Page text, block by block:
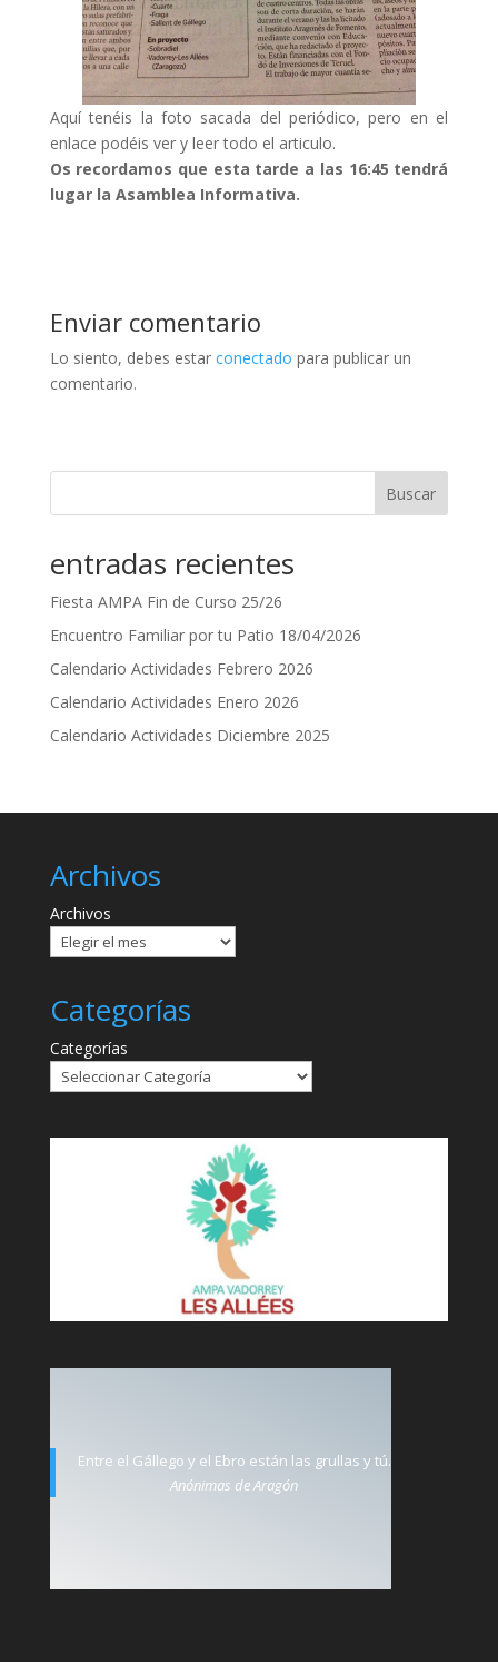
Aquí tenéis la foto sacada del periódico, pero en el
enlace podéis ver y leer todo el articulo.
Os recordamos que esta tarde a las 16:45 tendrá
lugar la Asamblea Informativa.
Enviar comentario
Lo siento, debes estar conectado para publicar un
comentario.
Buscar
entradas recientes
Fiesta AMPA Fin de Curso 25/26
Encuentro Familiar por tu Patio 18/04/2026
Calendario Actividades Febrero 2026
Calendario Actividades Enero 2026
Calendario Actividades Diciembre 2025
Archivos
Archivos
Categorías
Categorías
Entre el Gállego y el Ebro están las grullas y tú.
Anónimas de Aragón